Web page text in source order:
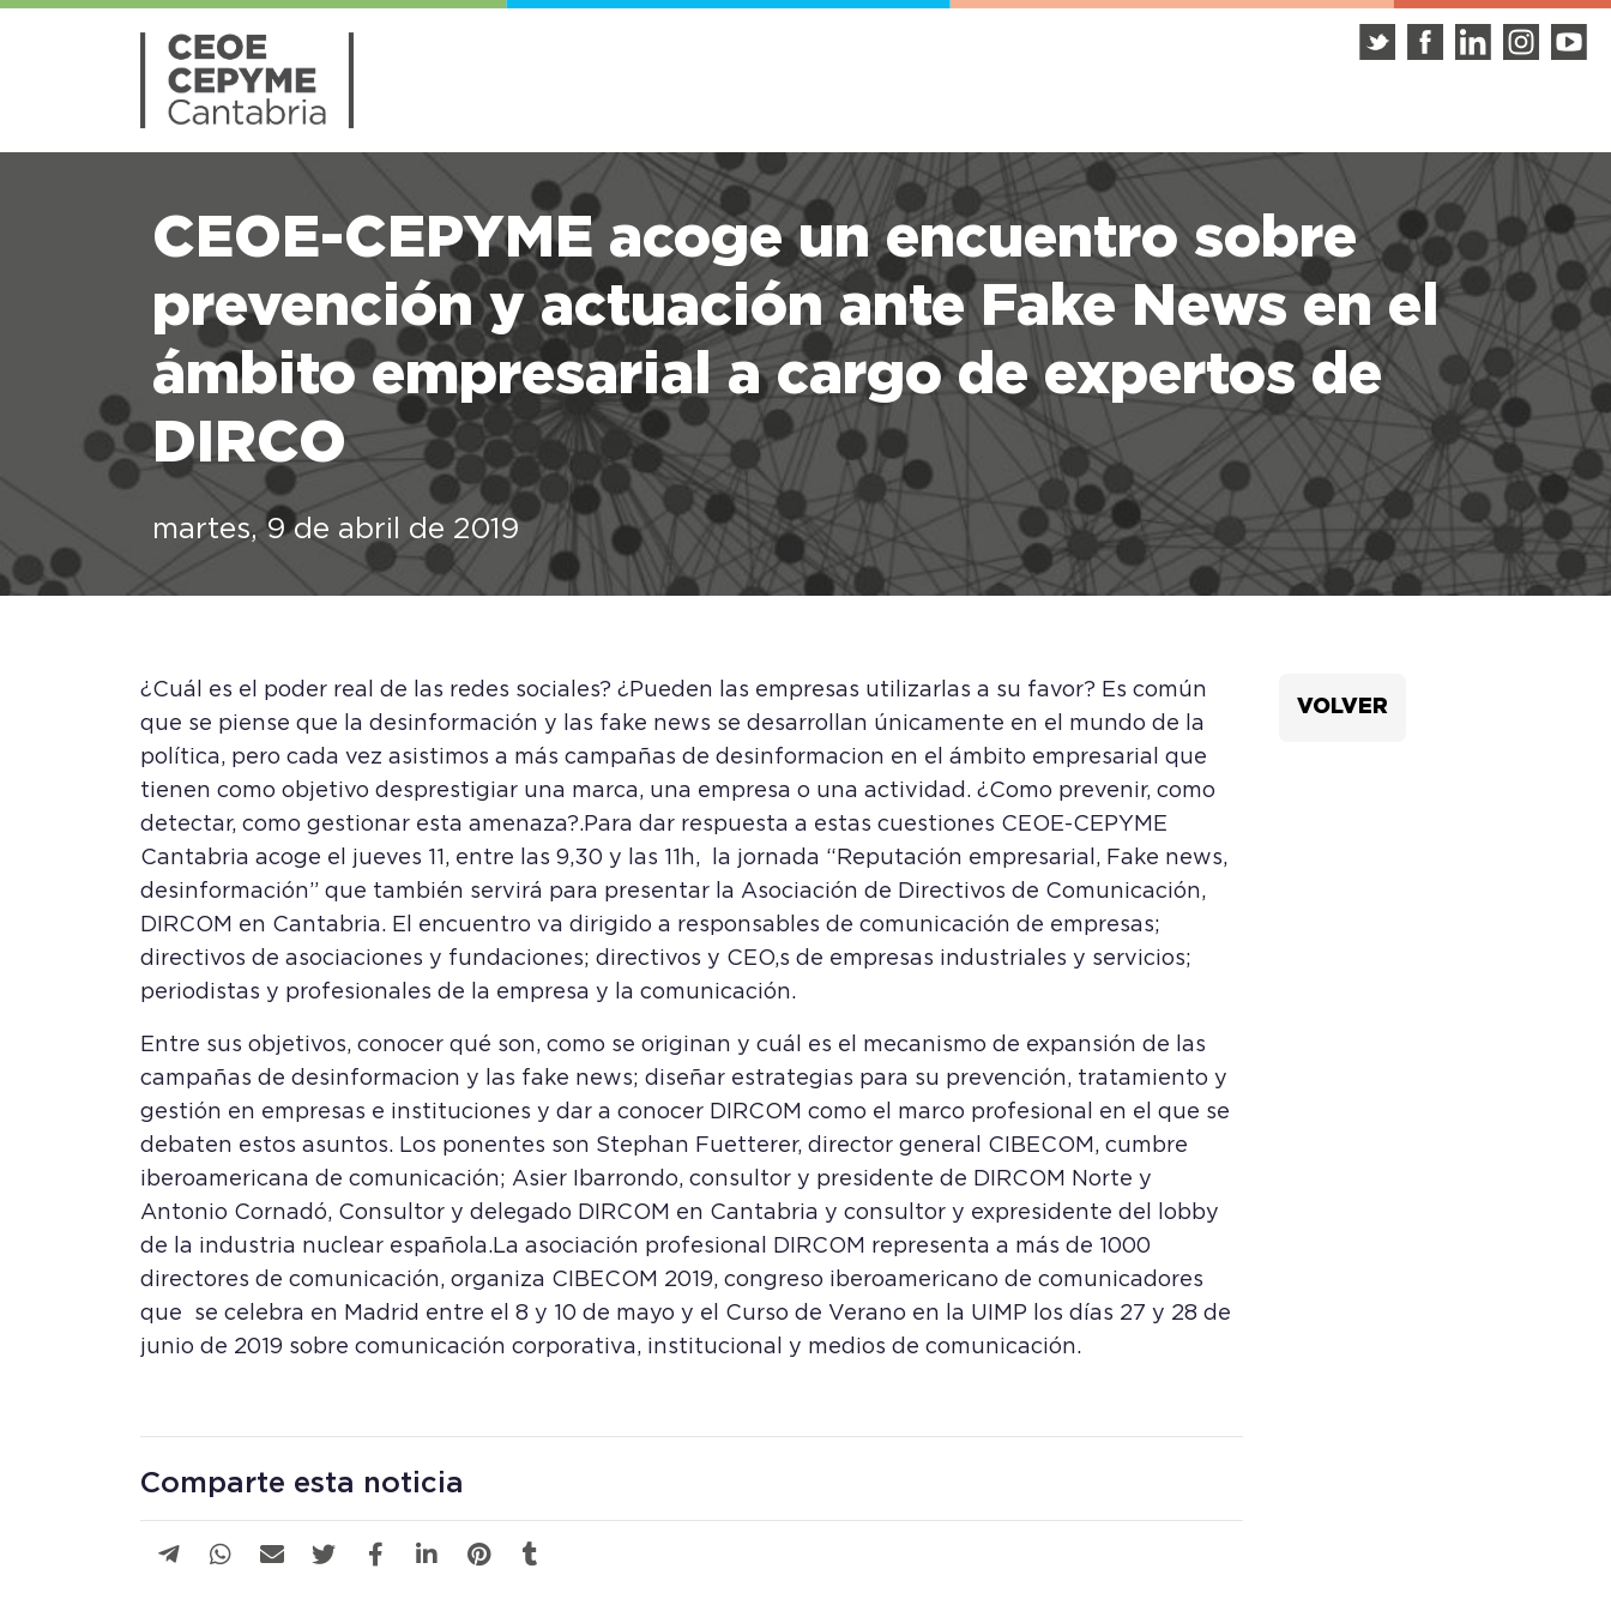
CEOE-CEPYME acoge un encuentro sobre
prevención y actuación ante Fake News en el
ámbito empresarial a cargo de expertos de
DIRCO
martes, 9 de abril de 2019
¿Cuál es el poder real de las redes sociales? ¿Pueden las empresas utilizarlas a su favor? Es común
que se piense que la desinformación y las fake news se desarrollan únicamente en el mundo de la
política, pero cada vez asistimos a más campañas de desinformacion en el ámbito empresarial que
tienen como objetivo desprestigiar una marca, una empresa o una actividad. ¿Como prevenir, como
detectar, como gestionar esta amenaza?.Para dar respuesta a estas cuestiones CEOE-CEPYME
Cantabria acoge el jueves 11, entre las 9,30 y las 11h, la jornada “Reputación empresarial, Fake news,
desinformación” que también servirá para presentar la Asociación de Directivos de Comunicación,
DIRCOM en Cantabria. El encuentro va dirigido a responsables de comunicación de empresas;
directivos de asociaciones y fundaciones; directivos y CEO,s de empresas industriales y servicios;
periodistas y profesionales de la empresa y la comunicación.
Entre sus objetivos, conocer qué son, como se originan y cuál es el mecanismo de expansión de las
campañas de desinformacion y las fake news; diseñar estrategias para su prevención, tratamiento y
gestión en empresas e instituciones y dar a conocer DIRCOM como el marco profesional en el que se
debaten estos asuntos. Los ponentes son Stephan Fuetterer, director general CIBECOM, cumbre
iberoamericana de comunicación; Asier Ibarrondo, consultor y presidente de DIRCOM Norte y
Antonio Cornadó, Consultor y delegado DIRCOM en Cantabria y consultor y expresidente del lobby
de la industria nuclear española.La asociación profesional DIRCOM representa a más de 1000
directores de comunicación, organiza CIBECOM 2019, congreso iberoamericano de comunicadores
que se celebra en Madrid entre el 8 y 10 de mayo y el Curso de Verano en la UIMP los días 27 y 28 de
junio de 2019 sobre comunicación corporativa, institucional y medios de comunicación.
Comparte esta noticia
VOLVER